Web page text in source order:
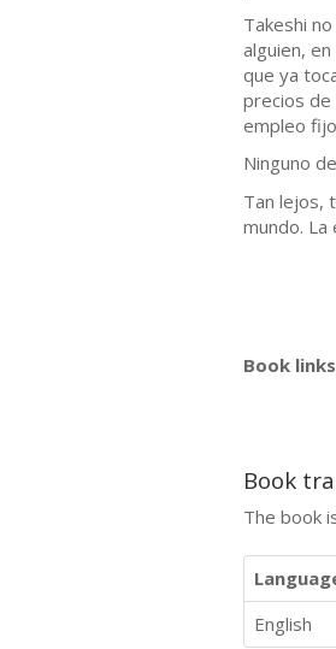
Takeshi
alguien,
que ya
precios de
empleo
Ninguno
Tan lejos,
mundo.
Book
Book
The book
English